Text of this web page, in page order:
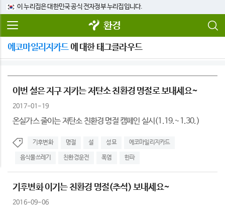
이 누리집은 대한민국 공식 전자정부 누리집입니다.
환경
에코마일리지카드에 대한 태그클라우드
이번 설은 지구 지키는 저탄소 친환경 명절로 보내세요~
2017-01-19
온실가스 줄이는 저탄소 친환경 명절 캠페인 실시(1.19.~1.30.)
기후변화 명절 설 성묘 에코마일리지카드
음식물쓰레기 친환경운전 폭염 한파
기후변화 이기는 친환경 명절(추석) 보내세요~
2016-09-06